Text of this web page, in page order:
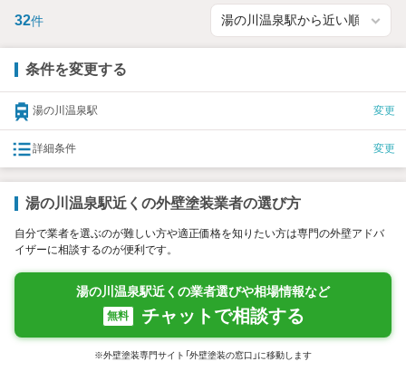
32件
条件を変更する
湯の川温泉駅 変更
詳細条件 変更
湯の川温泉駅近くの外壁塗装業者の選び方
自分で業者を選ぶのが難しい方や適正価格を知りたい方は専門の外壁アドバ
イザーに相談するのが便利です。
湯の川温泉駅近くの業者選びや相場情報など
無料 チャットで相談する
※外壁塗装専門サイト「外壁塗装の窓口」に移動します